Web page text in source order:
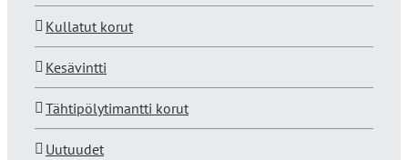
Kullatut korut
Kesävintti
Tähtipölytimantti korut
Uutuudet